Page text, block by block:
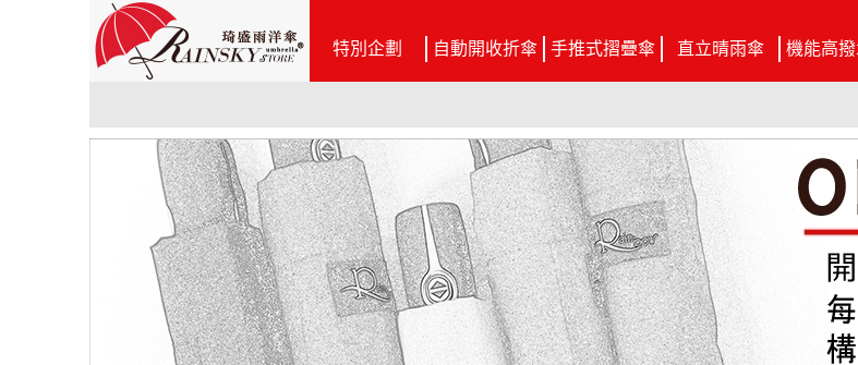
特別企劃 自動開收折傘 手推式摺疊傘 直立晴雨傘 機能高